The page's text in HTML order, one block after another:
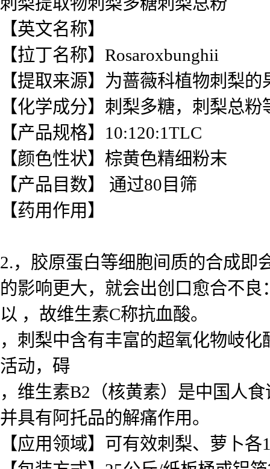
【英文名称】
【拉丁名称】Rosaroxbunghii
【提取来源】为蔷薇科植物刺梨的
【化学成分】刺梨多糖，刺梨总粉
【产品规格】10:120:1TLC
【颜色性状】棕黄色精细粉末
【产品目数】 通过80目筛
【药用作用】
2.，胶原蛋白等细胞间质的合成即
的影响更大，就会出创口愈合不
以 ，故维生素C称抗血酸。
，刺梨中含有丰富的超氧化物岐
活动，碍
，维生素B2（核黄素）是中国人
并具有阿托品的解痛作用。
【应用领域】可有效刺梨、萝卜